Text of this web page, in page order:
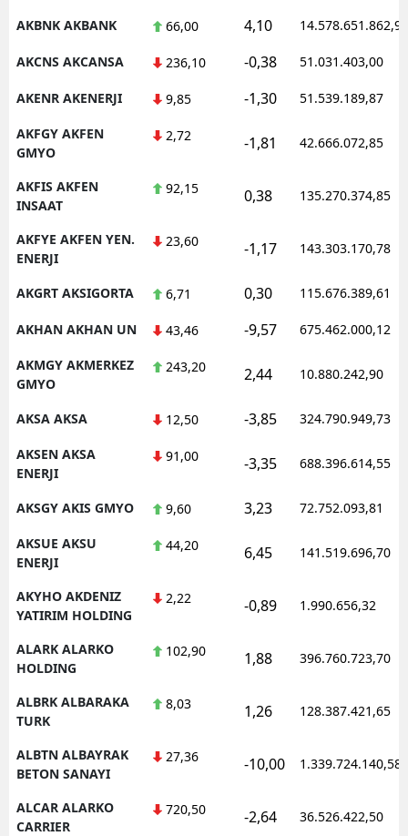
AKBNK AKBANK 66,00 4,10 14.578.651.862,90
AKCNS AKCANSA 236,10 -0,38 51.031.403,00
AKENR AKENERJI 9,85 -1,30 51.539.189,87
AKFGY AKFEN
GMYO
2,72 -1,81 42.666.072,85
AKFIS AKFEN
INSAAT
92,15 0,38 135.270.374,85
AKFYE AKFEN YEN.
ENERJI
23,60 -1,17 143.303.170,78
AKGRT AKSIGORTA 6,71 0,30 115.676.389,61
AKHAN AKHAN UN 43,46 -9,57 675.462.000,12
AKMGY AKMERKEZ
GMYO
243,20 2,44 10.880.242,90
AKSA AKSA 12,50 -3,85 324.790.949,73
AKSEN AKSA
ENERJI
91,00 -3,35 688.396.614,55
AKSGY AKIS GMYO 9,60 3,23 72.752.093,81
AKSUE AKSU
ENERJI
44,20 6,45 141.519.696,70
AKYHO AKDENIZ
YATIRIM HOLDING
2,22 -0,89 1.990.656,32
ALARK ALARKO
HOLDING
102,90 1,88 396.760.723,70
ALBRK ALBARAKA
TURK
8,03 1,26 128.387.421,65
ALBTN ALBAYRAK
BETON SANAYI
27,36 -10,00 1.339.724.140,58
ALCAR ALARKO
CARRIER
720,50 -2,64 36.526.422,50